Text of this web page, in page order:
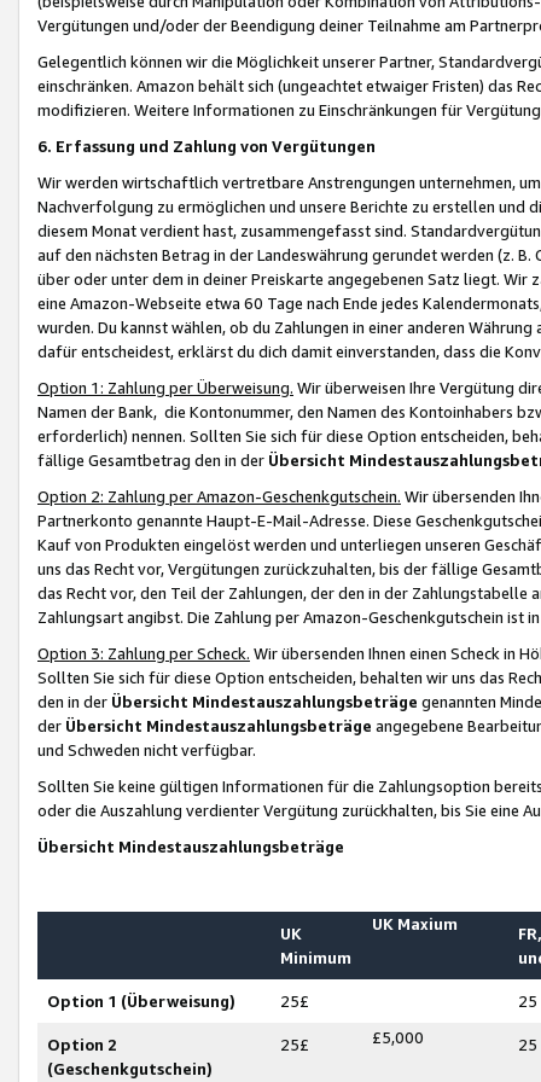
Vergütungen und/oder der Beendigung deiner Teilnahme am
Gelegentlich können wir die Möglichkeit unserer Partner,
einschränken. Amazon behält sich (ungeachtet etwaiger Fristen) das
modifizieren. Weitere Informationen zu Einschränkungen für
6. Erfassung und Zahlung von Vergütungen
Wir werden wirtschaftlich vertretbare Anstrengungen unternehmen,
Nachverfolgung zu ermöglichen und unsere Berichte zu erstellen und
diesem Monat verdient hast, zusammengefasst sind.
auf den nächsten Betrag in der Landeswährung gerundet werden (z.
über oder unter dem in deiner Preiskarte angegebenen Satz liegt.
eine Amazon-Webseite etwa 60 Tage nach Ende jedes
wurden. Du kannst wählen, ob du Zahlungen in einer anderen
dafür entscheidest, erklärst du dich damit einverstanden, dass die
Option 1: Zahlung per Überweisung. Wir überweisen Ihre Vergütung
Namen der Bank, die Kontonummer, den Namen des Kontoinhabers
erforderlich) nennen. Sollten Sie sich für diese Option entscheiden,
fällige Gesamtbetrag den in der Übersicht
Option 2: Zahlung per Amazon-Geschenkgutschein. Wir übersenden
Partnerkonto genannte Haupt-E-Mail-Adresse. Diese
Kauf von Produkten eingelöst werden und unterliegen unseren
uns das Recht vor, Vergütungen zurückzuhalten, bis der fällige
das Recht vor, den Teil der Zahlungen, der den in der
Zahlungsart angibst. Die Zahlung per Amazon-Geschenkgutschein ist
Option 3: Zahlung per Scheck. Wir übersenden Ihnen einen Scheck in
Sollten Sie sich für diese Option entscheiden, behalten wir uns das
den in der Übersicht Mindestauszahlungsbeträge genannten
der Übersicht Mindestauszahlungsbeträge angegebene
und Schweden nicht verfügbar.
Sollten Sie keine gültigen Informationen für die Zahlungsoption
oder die Auszahlung verdienter Vergütung zurückhalten, bis Sie
Übersicht Mindestauszahlungsbeträge
UK
Minimum
UK Maxium
Option 1 (Überweisung) 25£ 25
Option 2
(Geschenkgutschein)
25£ £5,000 25